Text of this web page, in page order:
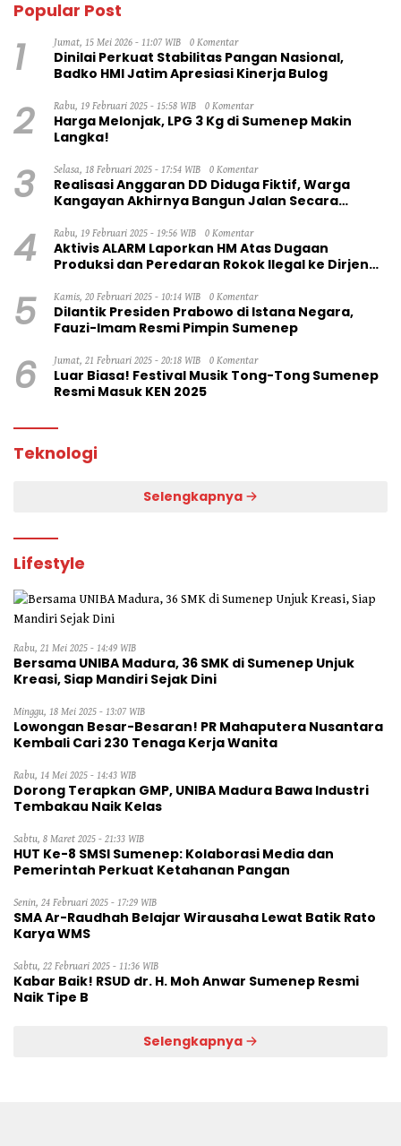
Popular Post
1 Jumat, 15 Mei 2026 - 11:07 WIB 0 Komentar
Dinilai Perkuat Stabilitas Pangan Nasional,
Badko HMI Jatim Apresiasi Kinerja Bulog
2 Rabu, 19 Februari 2025 - 15:58 WIB 0 Komentar
Harga Melonjak, LPG 3 Kg di Sumenep Makin
Langka!
3 Selasa, 18 Februari 2025 - 17:54 WIB 0 Komentar
Realisasi Anggaran DD Diduga Fiktif, Warga
Kangayan Akhirnya Bangun Jalan Secara
4 Rabu, 19 Februari 2025 - 19:56 WIB 0 Komentar
Aktivis ALARM Laporkan HM Atas Dugaan
Produksi dan Peredaran Rokok Ilegal ke Dirjen
5 Kamis, 20 Februari 2025 - 10:14 WIB 0 Komentar
Dilantik Presiden Prabowo di Istana Negara,
Fauzi-Imam Resmi Pimpin Sumenep
6 Jumat, 21 Februari 2025 - 20:18 WIB 0 Komentar
Luar Biasa! Festival Musik Tong-Tong Sumenep
Resmi Masuk KEN 2025
Teknologi
Selengkapnya
Lifestyle
Rabu, 21 Mei 2025 - 14:49 WIB
Bersama UNIBA Madura, 36 SMK di Sumenep Unjuk
Kreasi, Siap Mandiri Sejak Dini
Minggu, 18 Mei 2025 - 13:07 WIB
Lowongan Besar-Besaran! PR Mahaputera Nusantara
Kembali Cari 230 Tenaga Kerja Wanita
Rabu, 14 Mei 2025 - 14:43 WIB
Dorong Terapkan GMP, UNIBA Madura Bawa Industri
Tembakau Naik Kelas
Sabtu, 8 Maret 2025 - 21:33 WIB
HUT Ke-8 SMSI Sumenep: Kolaborasi Media dan
Pemerintah Perkuat Ketahanan Pangan
Senin, 24 Februari 2025 - 17:29 WIB
SMA Ar-Raudhah Belajar Wirausaha Lewat Batik Rato
Karya WMS
Sabtu, 22 Februari 2025 - 11:36 WIB
Kabar Baik! RSUD dr. H. Moh Anwar Sumenep Resmi
Naik Tipe B
Selengkapnya